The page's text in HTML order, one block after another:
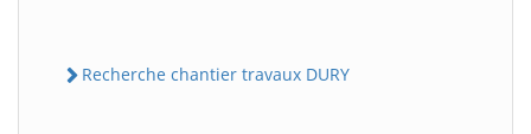
Recherche chantier travaux DURY